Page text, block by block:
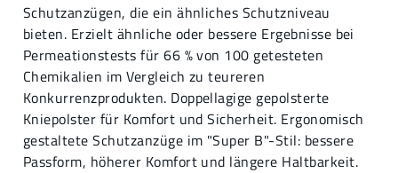
Schutzanzügen, die ein ähnliches Schutzniveau
bieten. Erzielt ähnliche oder bessere Ergebnisse bei
Permeationstests für 66 % von 100 getesteten
Chemikalien im Vergleich zu teureren
Konkurrenzprodukten. Doppellagige gepolsterte
Kniepolster für Komfort und Sicherheit. Ergonomisch
gestaltete Schutzanzüge im "Super B"-Stil: bessere
Passform, höherer Komfort und längere Haltbarkeit.